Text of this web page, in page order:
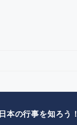
日本の行事を知ろう！